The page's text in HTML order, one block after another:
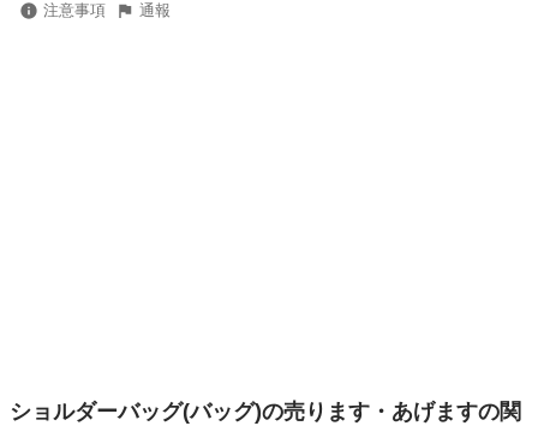
注意事項 通報
ショルダーバッグ(バッグ)の売ります・あげますの関